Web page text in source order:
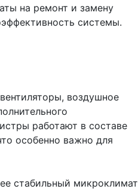
на ремонт и замену
системы.
воздушное
работают в составе
особенно важно для
стабильный микроклимат